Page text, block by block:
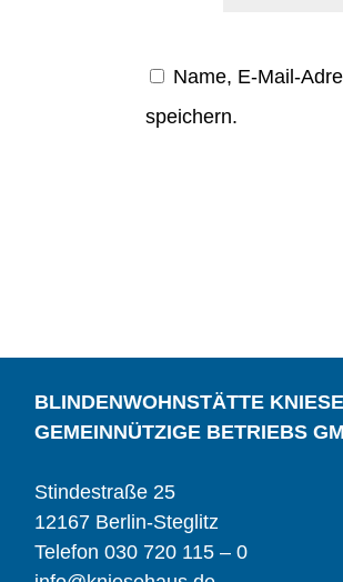
Name, E-Mail-
speichern.
BLINDENWOHNSTÄTTE
GEMEINNÜTZIGE BETRIEBS
Stindestraße 25
12167 Berlin-Steglitz
Telefon 030 720 115 – 0